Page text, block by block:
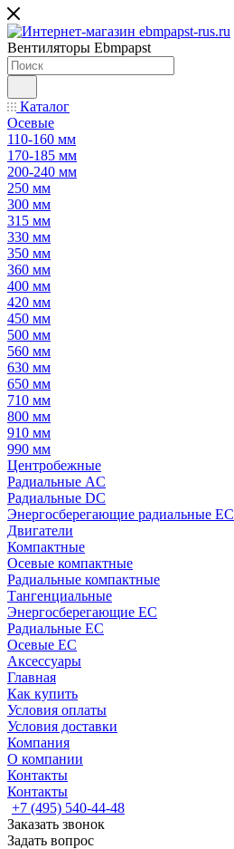
Вентиляторы Ebmpapst
Каталог
Осевые
110-160 мм
170-185 мм
200-240 мм
250 мм
300 мм
315 мм
330 мм
350 мм
360 мм
400 мм
420 мм
450 мм
500 мм
560 мм
630 мм
650 мм
710 мм
800 мм
910 мм
990 мм
Центробежные
Радиальные AC
Радиальные DC
Энергосберегающие радиальные EC
Двигатели
Компактные
Осевые компактные
Радиальные компактные
Тангенциальные
Энергосберегающие EC
Радиальные EC
Осевые EC
Аксессуары
Главная
Как купить
Условия оплаты
Условия доставки
Компания
О компании
Контакты
Контакты
+7 (495) 540-44-48
Заказать звонок
Задать вопрос